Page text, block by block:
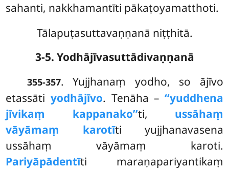
sahanti, nakkhamantīti pākaṭoyamatthoti.
Tālapuṭasuttavaṇṇanā niṭṭhitā.
3-5. Yodhājīvasuttādivaṇṇanā
355-357. Yujjhanaṃ yodho, so ājīvo
etassāti yodhājīvo. Tenāha – ‘‘yuddhena
jīvikaṃ kappanako’’ti, ussāhaṃ
vāyāmaṃ karotīti yujjhanavasena
ussāhaṃ vāyāmaṃ karoti.
Pariyāpādentīti maraṇapariyantikaṃ